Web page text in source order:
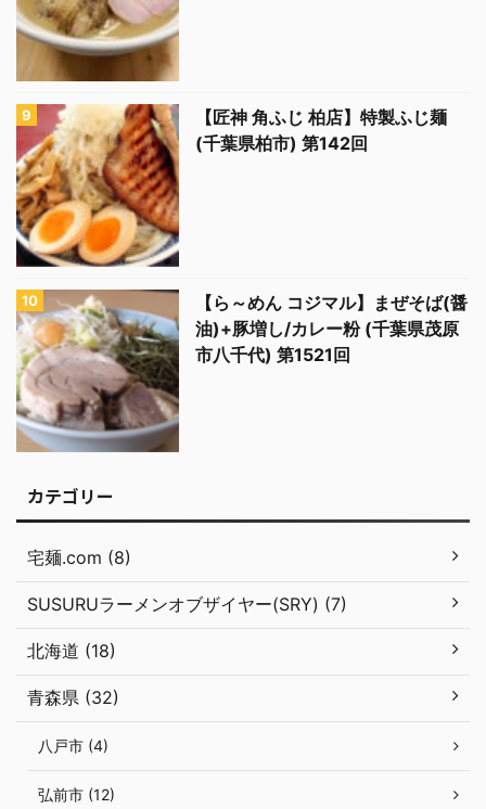
【匠神 角ふじ 柏店】特製ふじ麺
(千葉県柏市) 第142回
【ら～めん コジマル】まぜそば(醤
油)+豚増し/カレー粉 (千葉県茂原
市八千代) 第1521回
カテゴリー
宅麺.com (8)
SUSURUラーメンオブザイヤー(SRY) (7)
北海道 (18)
青森県 (32)
八戸市 (4)
弘前市 (12)